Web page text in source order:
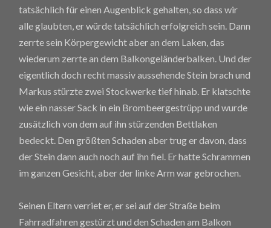
tatsächlich für einen Augenblick gehalten, so dass wir
alle glaubten, er würde tatsächlich erfolgreich sein. Dann
zerrte sein Körpergewicht aber an dem Laken, das
wiederum zerrte an dem Balkongeländerbalken. Und der
eigentlich doch recht massiv aussehende Stein brach und
Markus stürzte zwei Stockwerke tief hinab. Er klatschte
wie ein nasser Sack in ein Brombeergestrüpp und wurde
zusätzlich von dem auf ihn stürzenden Bettlaken
bedeckt. Den größten Schaden aber trug er davon, dass
der Stein dann auch noch auf ihn fiel. Er hatte Schrammen
im ganzen Gesicht, aber der linke Arm war gebrochen.
Seinen Eltern verriet er, er sei auf der Straße beim
Fahrradfahren gestürzt und den Schaden am Balkon